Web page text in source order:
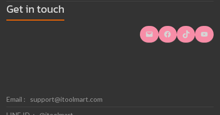
Get in touch
Mail Facebook TikTok YouTube
Email : support@itoolmart.com